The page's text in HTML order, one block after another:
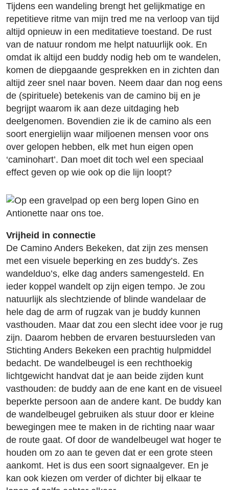
Tijdens een wandeling brengt het gelijkmatige en
repetitieve ritme van mijn tred me na verloop van tijd
altijd opnieuw in een meditatieve toestand. De rust
van de natuur rondom me helpt natuurlijk ook. En
omdat ik altijd een buddy nodig heb om te wandelen,
komen de diepgaande gesprekken en in zichten dan
altijd zeer snel naar boven. Neem daar dan nog eens
de (spirituele) betekenis van de camino bij en je
begrijpt waarom ik aan deze uitdaging heb
deelgenomen. Bovendien zie ik de camino als een
soort energielijn waar miljoenen mensen voor ons
over gelopen hebben, elk met hun eigen open
‘caminohart’. Dan moet dit toch wel een speciaal
effect geven op wie ook op die lijn loopt?
Vrijheid in connectie
De Camino Anders Bekeken, dat zijn zes mensen
met een visuele beperking en zes buddy’s. Zes
wandelduo’s, elke dag anders samengesteld. En
ieder koppel wandelt op zijn eigen tempo. Je zou
natuurlijk als slechtziende of blinde wandelaar de
hele dag de arm of rugzak van je buddy kunnen
vasthouden. Maar dat zou een slecht idee voor je rug
zijn. Daarom hebben de ervaren bestuursleden van
Stichting Anders Bekeken een prachtig hulpmiddel
bedacht. De wandelbeugel is een rechthoekig
lichtgewicht handvat dat je aan beide zijden kunt
vasthouden: de buddy aan de ene kant en de visueel
beperkte persoon aan de andere kant. De buddy kan
de wandelbeugel gebruiken als stuur door er kleine
bewegingen mee te maken in de richting naar waar
de route gaat. Of door de wandelbeugel wat hoger te
houden om zo aan te geven dat er een grote steen
aankomt. Het is dus een soort signaalgever. En je
kan ook kiezen om verder of dichter bij elkaar te